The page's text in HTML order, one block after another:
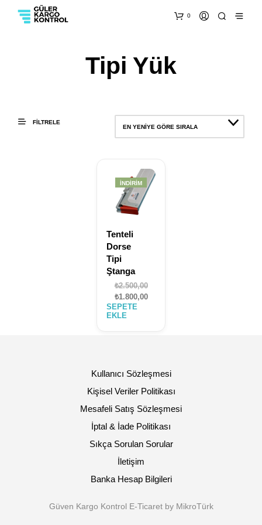
0
Tipi Yük
FILTRELE
EN YENIYE GÖRE SIRALA
İNDIRIM
Tenteli
Dorse
Tipi
Ştanga
₺2.500,00Orijinal
fiyat:
₺1.800,00Şu
SEPETE
EKLE
Kullanıcı Sözleşmesi
Kişisel Veriler Politikası
Mesafeli Satış Sözleşmesi
İptal & İade Politikası
Sıkça Sorulan Sorular
İletişim
Banka Hesap Bilgileri
Güven Kargo Kontrol E-Ticaret by MikroTürk